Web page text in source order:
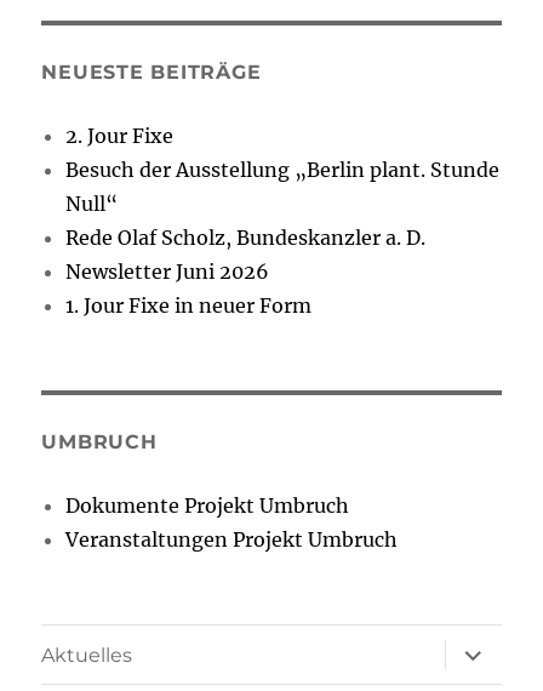
NEUESTE BEITRÄGE
2. Jour Fixe
Besuch der Ausstellung „Berlin plant. Stunde
Null“
Rede Olaf Scholz, Bundeskanzler a. D.
Newsletter Juni 2026
1. Jour Fixe in neuer Form
UMBRUCH
Dokumente Projekt Umbruch
Veranstaltungen Projekt Umbruch
Aktuelles
öffnen